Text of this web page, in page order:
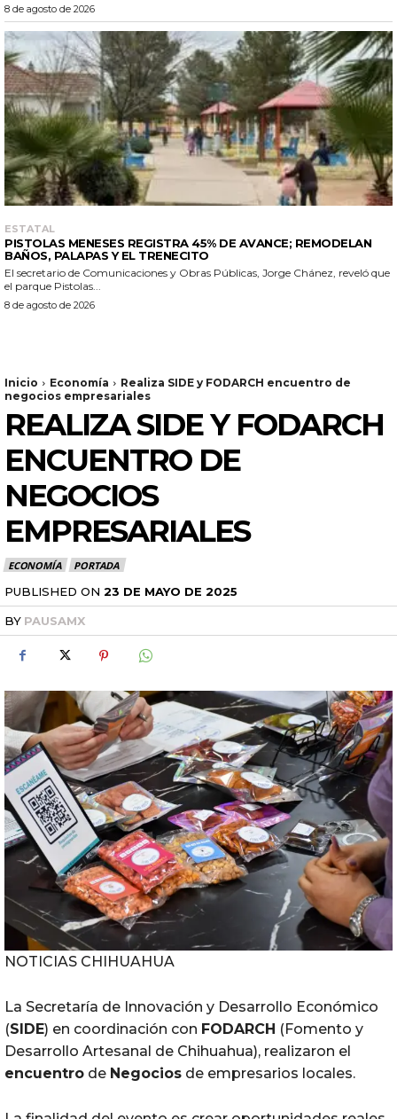
8 de agosto de 2026
ESTATAL
PISTOLAS MENESES REGISTRA 45% DE AVANCE; REMODELAN
BAÑOS, PALAPAS Y EL TRENECITO
El secretario de Comunicaciones y Obras Públicas, Jorge Chánez, reveló que
el parque Pistolas...
8 de agosto de 2026